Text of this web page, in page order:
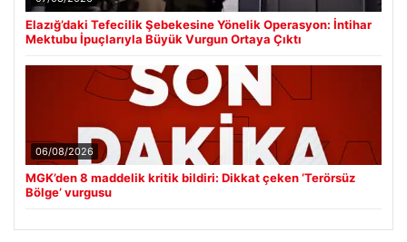
Elazığ’daki Tefecilik Şebekesine Yönelik Operasyon: İntihar
Mektubu İpuçlarıyla Büyük Vurgun Ortaya Çıktı
06/08/2026
MGK’den 8 maddelik kritik bildiri: Dikkat çeken ‘Terörsüz
Bölge’ vurgusu